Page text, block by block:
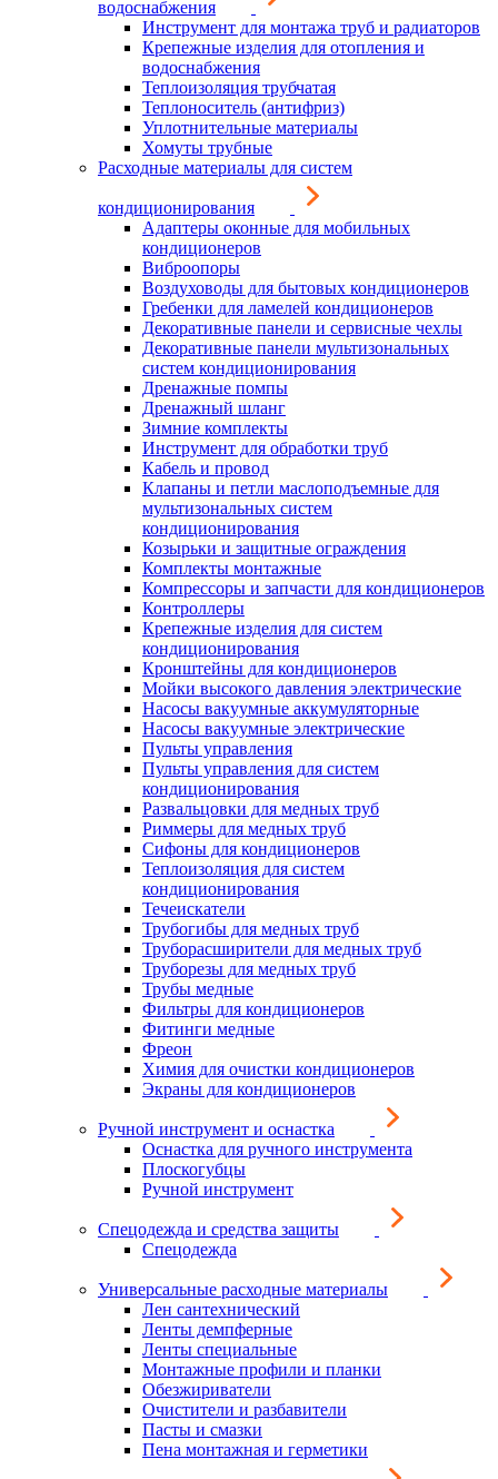
водоснабжения
Инструмент для монтажа труб и радиаторов
Крепежные изделия для отопления и
водоснабжения
Теплоизоляция трубчатая
Теплоноситель (антифриз)
Уплотнительные материалы
Хомуты трубные
Расходные материалы для систем
кондиционирования
Адаптеры оконные для мобильных
кондиционеров
Виброопоры
Воздуховоды для бытовых кондиционеров
Гребенки для ламелей кондиционеров
Декоративные панели и сервисные чехлы
Декоративные панели мультизональных
систем кондиционирования
Дренажные помпы
Дренажный шланг
Зимние комплекты
Инструмент для обработки труб
Кабель и провод
Клапаны и петли маслоподъемные для
мультизональных систем
кондиционирования
Козырьки и защитные ограждения
Комплекты монтажные
Компрессоры и запчасти для кондиционеров
Контроллеры
Крепежные изделия для систем
кондиционирования
Кронштейны для кондиционеров
Мойки высокого давления электрические
Насосы вакуумные аккумуляторные
Насосы вакуумные электрические
Пульты управления
Пульты управления для систем
кондиционирования
Развальцовки для медных труб
Риммеры для медных труб
Сифоны для кондиционеров
Теплоизоляция для систем
кондиционирования
Течеискатели
Трубогибы для медных труб
Труборасширители для медных труб
Труборезы для медных труб
Трубы медные
Фильтры для кондиционеров
Фитинги медные
Фреон
Химия для очистки кондиционеров
Экраны для кондиционеров
Ручной инструмент и оснастка
Оснастка для ручного инструмента
Плоскогубцы
Ручной инструмент
Спецодежда и средства защиты
Спецодежда
Универсальные расходные материалы
Лен сантехнический
Ленты демпферные
Ленты специальные
Монтажные профили и планки
Обезжириватели
Очистители и разбавители
Пасты и смазки
Пена монтажная и герметики